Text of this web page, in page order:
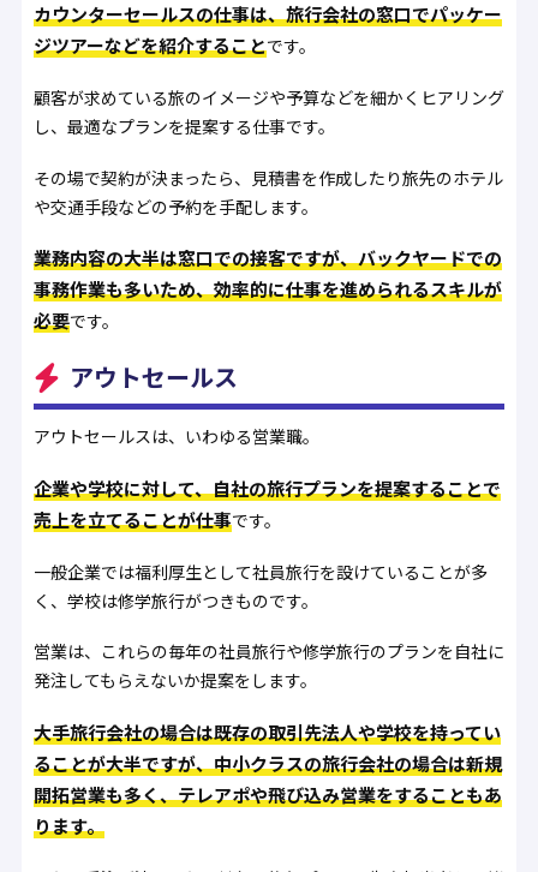
カウンターセールスの仕事は、旅行会社の窓口でパッケー
ジツアーなどを紹介することです。
顧客が求めている旅のイメージや予算などを細かくヒアリング
し、最適なプランを提案する仕事です。
その場で契約が決まったら、見積書を作成したり旅先のホテル
や交通手段などの予約を手配します。
業務内容の大半は窓口での接客ですが、バックヤードでの
事務作業も多いため、効率的に仕事を進められるスキルが
必要です。
アウトセールス
アウトセールスは、いわゆる営業職。
企業や学校に対して、自社の旅行プランを提案することで
売上を立てることが仕事です。
一般企業では福利厚生として社員旅行を設けていることが多
く、学校は修学旅行がつきものです。
営業は、これらの毎年の社員旅行や修学旅行のプランを自社に
発注してもらえないか提案をします。
大手旅行会社の場合は既存の取引先法人や学校を持ってい
ることが大半ですが、中小クラスの旅行会社の場合は新規
開拓営業も多く、テレアポや飛び込み営業をすることもあ
ります。